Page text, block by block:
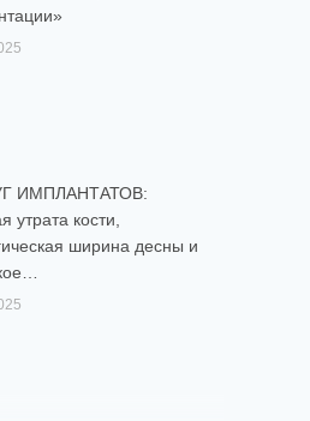
ИМПЛАНТАТОВ:
утрата кости,
ширина десны и